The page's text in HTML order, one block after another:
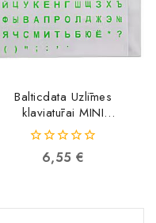
Balticdata Uzlīmes
klaviatūrai MINI
Caurspīdīga / ZAĻI RUS
BLISTER 4751044231337
4751044231337
6,55 €